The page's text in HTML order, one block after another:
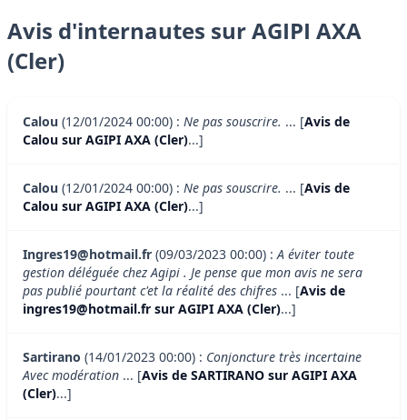
Avis d'internautes sur AGIPI AXA
(Cler)
Calou (12/01/2024 00:00) : Ne pas souscrire. ... [Avis de
Calou sur AGIPI AXA (Cler)...]
Calou (12/01/2024 00:00) : Ne pas souscrire. ... [Avis de
Calou sur AGIPI AXA (Cler)...]
Ingres19@hotmail.fr (09/03/2023 00:00) :A éviter toute
gestion déléguée chez Agipi . Je pense que mon avis ne sera
pas publié pourtant c'et la réalité des chifres ... [Avis de
ingres19@hotmail.fr sur AGIPI AXA (Cler)...]
Sartirano (14/01/2023 00:00) : Conjoncture très incertaine
Avec modération ... [Avis de SARTIRANO sur AGIPI AXA
(Cler)...]